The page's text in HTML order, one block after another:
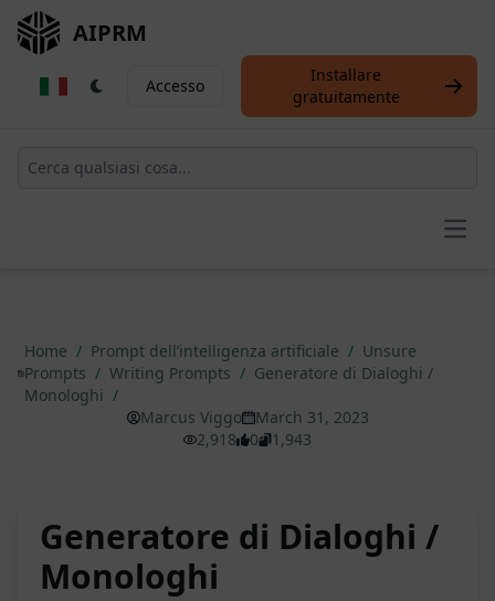
AIPRM
Accesso
Installare
gratuitamente
Home / Prompt dell’intelligenza artificiale / Unsure
Prompts / Writing Prompts / Generatore di Dialoghi /
Monologhi /
Marcus Viggo
March 31, 2023
2,918
0 1,943
Generatore di Dialoghi /
Monologhi